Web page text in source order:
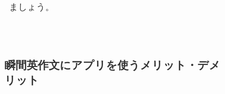
ましょう。
瞬間英作文にアプリを使うメリット・デメ
リット